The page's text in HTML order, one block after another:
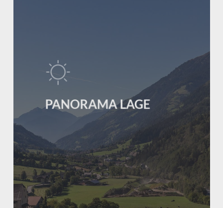
PANORAMA LAGE